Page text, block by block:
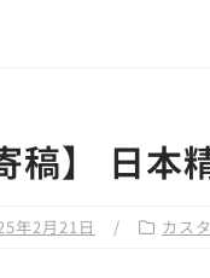
稿】 日本
年2月21日 カス